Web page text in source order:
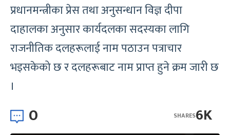
प्रधानमन्त्रीका प्रेस तथा अनुसन्धान विज्ञ दीपा
दाहालका अनुसार कार्यदलका सदस्यका लागि
राजनीतिक दलहरूलाई नाम पठाउन पत्राचार
भइसकेको छ र दलहरूबाट नाम प्राप्त हुने क्रम जारी छ
।
0 6K
SHARES